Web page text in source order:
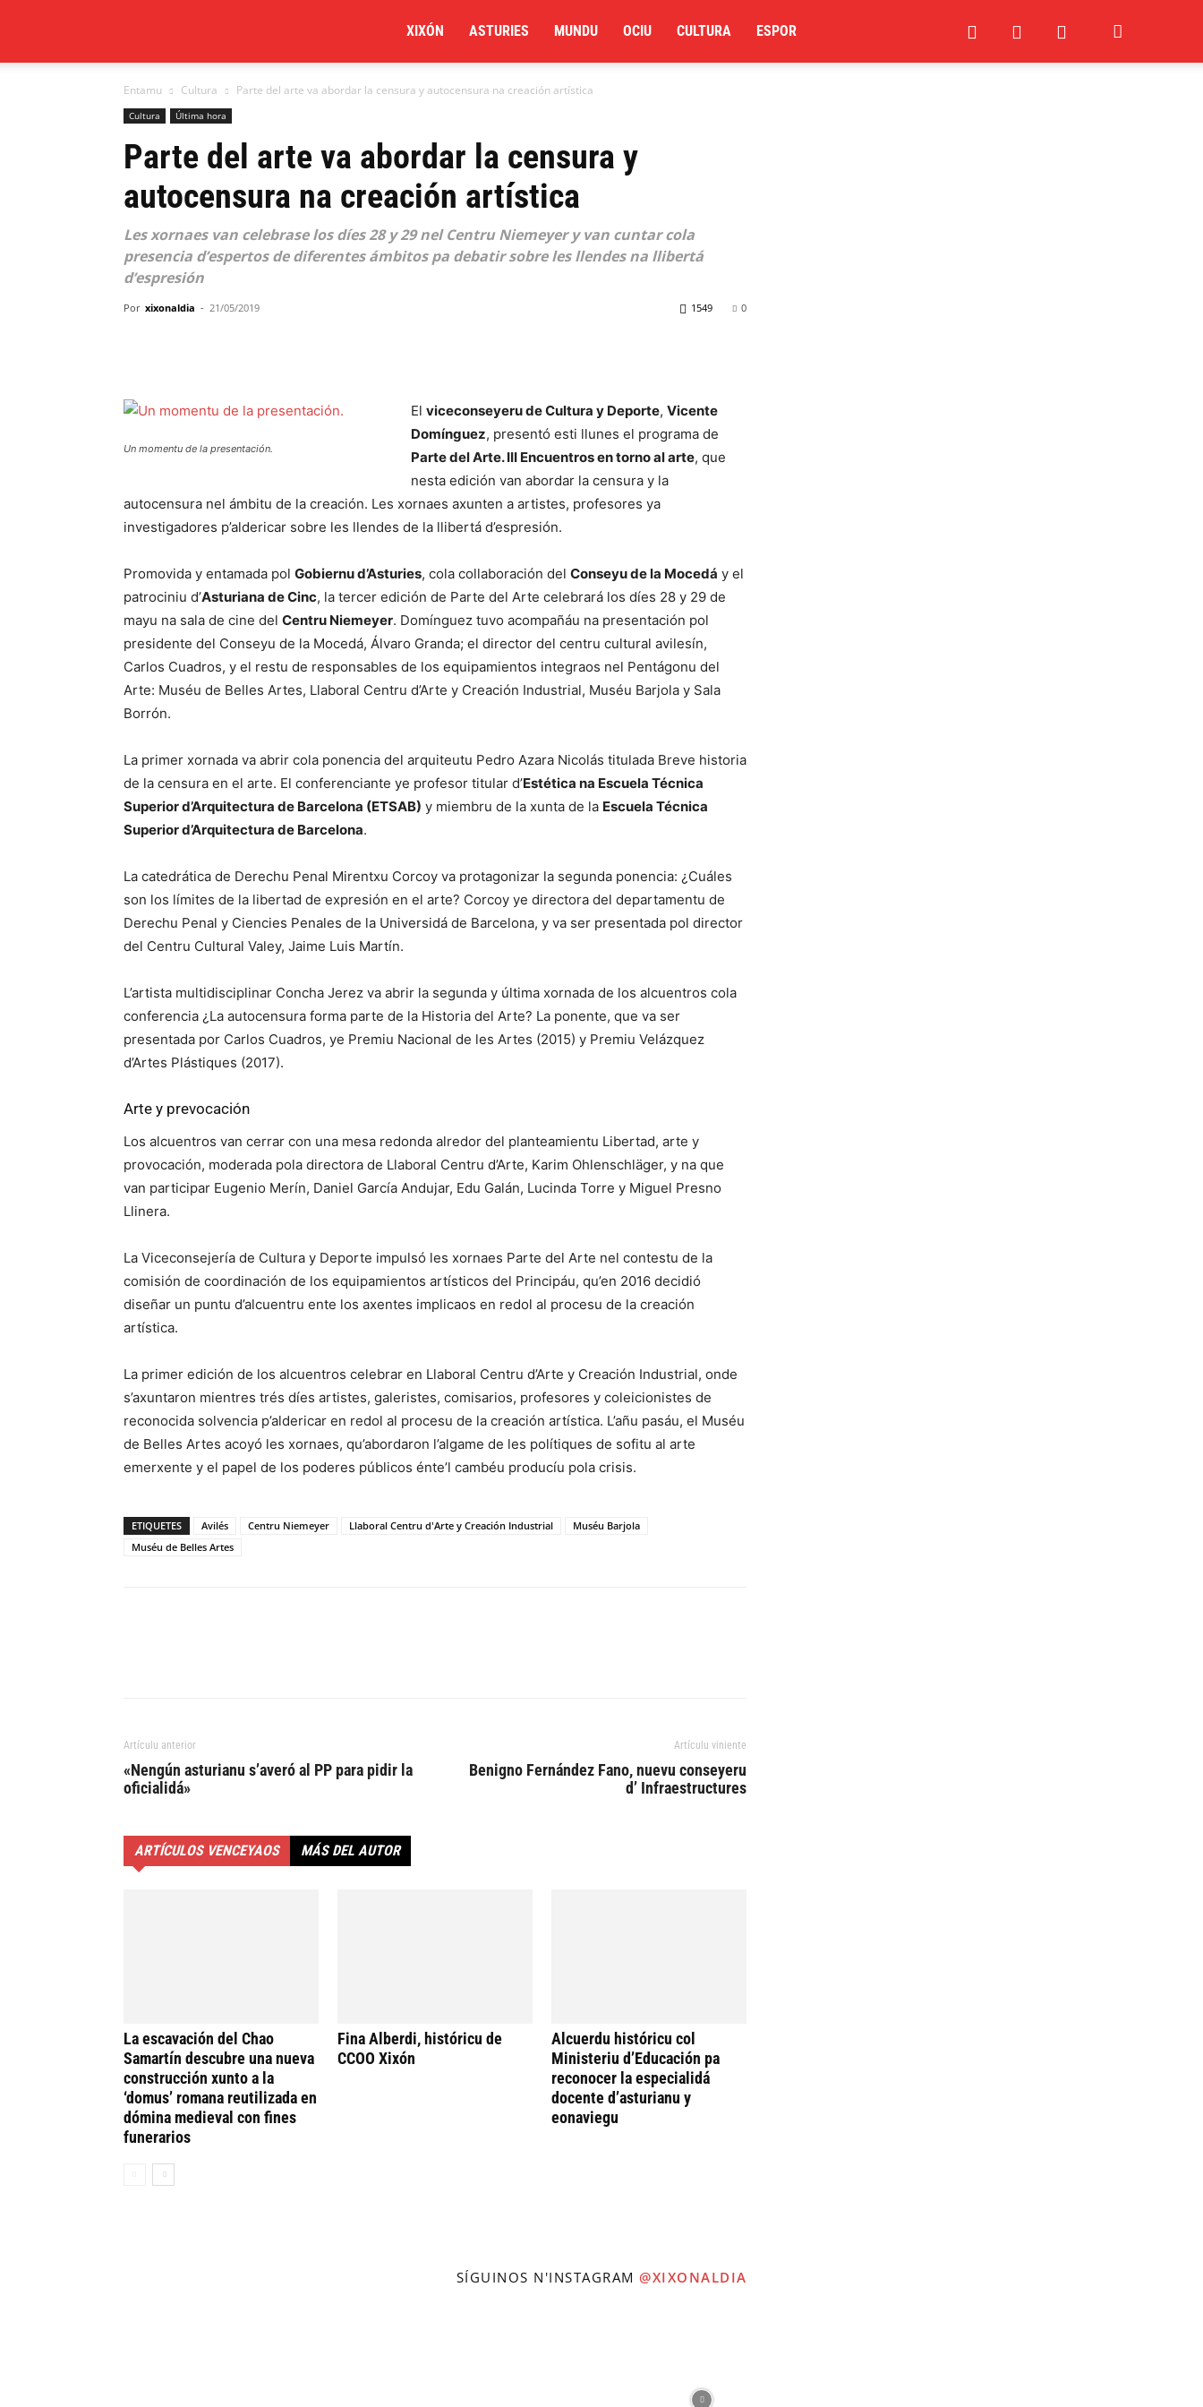
XIXÓN ASTURIES MUNDU OCIU CULTURA ESPOR
Entamu Cultura Parte del arte va abordar la censura y autocensura na creación artística
Cultura Última hora
Parte del arte va abordar la censura y
autocensura na creación artística
Les xornaes van celebrase los díes 28 y 29 nel Centru Niemeyer y van cuntar cola
presencia d’espertos de diferentes ámbitos pa debatir sobre les llendes na llibertá
d’espresión
Por xixonaldia - 21/05/2019 0
1549
Un momentu de la presentación.
El viceconseyeru de Cultura y Deporte, Vicente
Domínguez, presentó esti llunes el programa de
Parte del Arte. III Encuentros en torno al arte, que
nesta edición van abordar la censura y la
autocensura nel ámbitu de la creación. Les xornaes axunten a artistes, profesores ya
investigadores p’aldericar sobre les llendes de la llibertá d’espresión.
Promovida y entamada pol Gobiernu d’Asturies, cola collaboración del Conseyu de la Mocedá y el
patrociniu d’Asturiana de Cinc, la tercer edición de Parte del Arte celebrará los díes 28 y 29 de
mayu na sala de cine del Centru Niemeyer. Domínguez tuvo acompañáu na presentación pol
presidente del Conseyu de la Mocedá, Álvaro Granda; el director del centru cultural avilesín,
Carlos Cuadros, y el restu de responsables de los equipamientos integraos nel Pentágonu del
Arte: Muséu de Belles Artes, Llaboral Centru d’Arte y Creación Industrial, Muséu Barjola y Sala
Borrón.
La primer xornada va abrir cola ponencia del arquiteutu Pedro Azara Nicolás titulada Breve historia
de la censura en el arte. El conferenciante ye profesor titular d’Estética na Escuela Técnica
Superior d’Arquitectura de Barcelona (ETSAB) y miembru de la xunta de la Escuela Técnica
Superior d’Arquitectura de Barcelona.
La catedrática de Derechu Penal Mirentxu Corcoy va protagonizar la segunda ponencia: ¿Cuáles
son los límites de la libertad de expresión en el arte? Corcoy ye directora del departamentu de
Derechu Penal y Ciencies Penales de la Universidá de Barcelona, y va ser presentada pol director
del Centru Cultural Valey, Jaime Luis Martín.
L’artista multidisciplinar Concha Jerez va abrir la segunda y última xornada de los alcuentros cola
conferencia ¿La autocensura forma parte de la Historia del Arte? La ponente, que va ser
presentada por Carlos Cuadros, ye Premiu Nacional de les Artes (2015) y Premiu Velázquez
d’Artes Plástiques (2017).
Arte y prevocación
Los alcuentros van cerrar con una mesa redonda alredor del planteamientu Libertad, arte y
provocación, moderada pola directora de Llaboral Centru d’Arte, Karim Ohlenschläger, y na que
van participar Eugenio Merín, Daniel García Andujar, Edu Galán, Lucinda Torre y Miguel Presno
Llinera.
La Viceconsejería de Cultura y Deporte impulsó les xornaes Parte del Arte nel contestu de la
comisión de coordinación de los equipamientos artísticos del Principáu, qu’en 2016 decidió
diseñar un puntu d’alcuentru ente los axentes implicaos en redol al procesu de la creación
artística.
La primer edición de los alcuentros celebrar en Llaboral Centru d’Arte y Creación Industrial, onde
s’axuntaron mientres trés díes artistes, galeristes, comisarios, profesores y coleicionistes de
reconocida solvencia p’aldericar en redol al procesu de la creación artística. L’añu pasáu, el Muséu
de Belles Artes acoyó les xornaes, qu’abordaron l’algame de les polítiques de sofitu al arte
emerxente y el papel de los poderes públicos énte’l cambéu producíu pola crisis.
ETIQUETES Avilés Centru Niemeyer Llaboral Centru d'Arte y Creación Industrial
Muséu Barjola
Muséu de Belles Artes
Artículu anterior
«Nengún asturianu s’averó al PP para pidir la
oficialidá»
Artículu viniente
Benigno Fernández Fano, nuevu conseyeru
d’ Infraestructures
ARTÍCULOS VENCEYAOS MÁS DEL AUTOR
La escavación del Chao
Samartín descubre una nueva
construcción xunto a la
‘domus’ romana reutilizada en
dómina medieval con fines
funerarios
Fina Alberdi, históricu de
CCOO Xixón
Alcuerdu históricu col
Ministeriu d’Educación pa
reconocer la especialidá
docente d’asturianu y
eonaviegu
SÍGUINOS N'INSTAGRAM @XIXONALDIA